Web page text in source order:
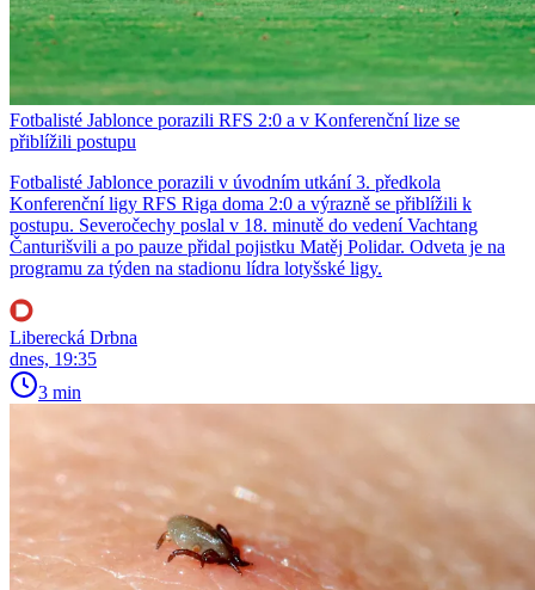
Fotbalisté Jablonce porazili RFS 2:0 a v Konferenční lize se
přiblížili postupu
Fotbalisté Jablonce porazili v úvodním utkání 3. předkola
Konferenční ligy RFS Riga doma 2:0 a výrazně se přiblížili k
postupu. Severočechy poslal v 18. minutě do vedení Vachtang
Čanturišvili a po pauze přidal pojistku Matěj Polidar. Odveta je na
programu za týden na stadionu lídra lotyšské ligy.
Liberecká Drbna
dnes, 19:35
3 min